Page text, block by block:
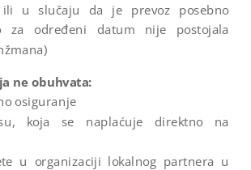
u slučaju da je prevoz posebno
za određeni datum nije postojala
ne obuhvata:
osiguranje
koja se naplaćuje direktno na
u organizaciji lokalnog partnera u